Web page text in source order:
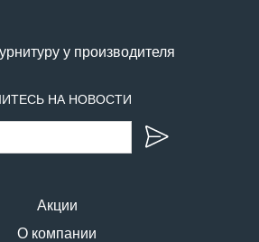
у производителя
НА НОВОСТИ
Акции
О компании